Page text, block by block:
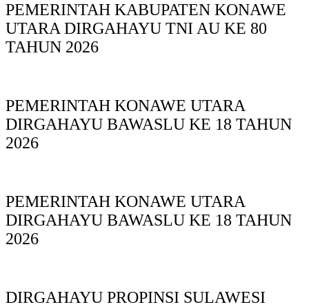
PEMERINTAH KABUPATEN KONAWE
UTARA DIRGAHAYU TNI AU KE 80
TAHUN 2026
PEMERINTAH KONAWE UTARA
DIRGAHAYU BAWASLU KE 18 TAHUN
2026
PEMERINTAH KONAWE UTARA
DIRGAHAYU BAWASLU KE 18 TAHUN
2026
DIRGAHAYU PROPINSI SULAWESI